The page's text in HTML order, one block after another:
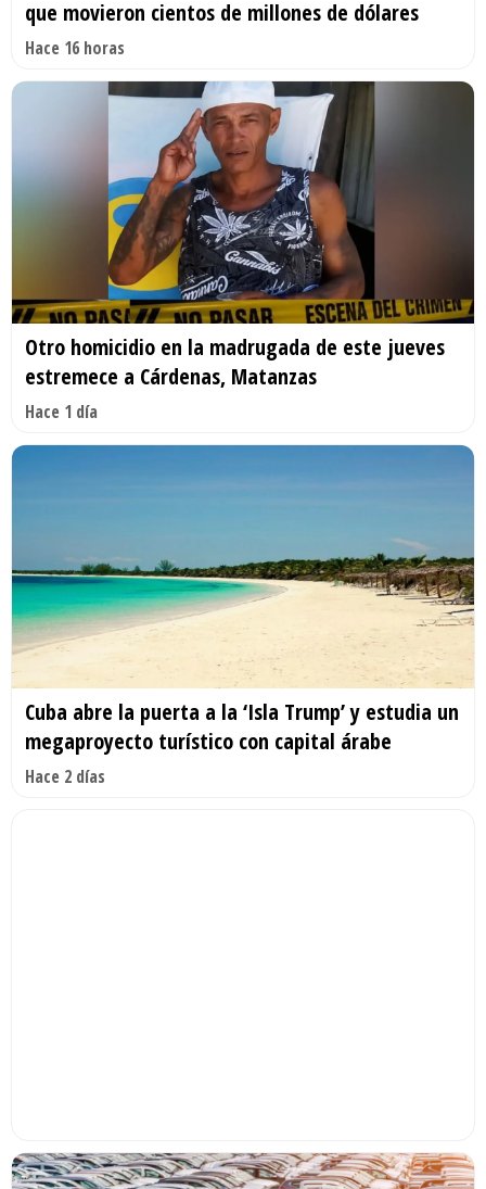
que movieron cientos de millones de dólares
Hace 16 horas
Otro homicidio en la madrugada de este jueves
estremece a Cárdenas, Matanzas
Hace 1 día
Cuba abre la puerta a la ‘Isla Trump’ y estudia un
megaproyecto turístico con capital árabe
Hace 2 días